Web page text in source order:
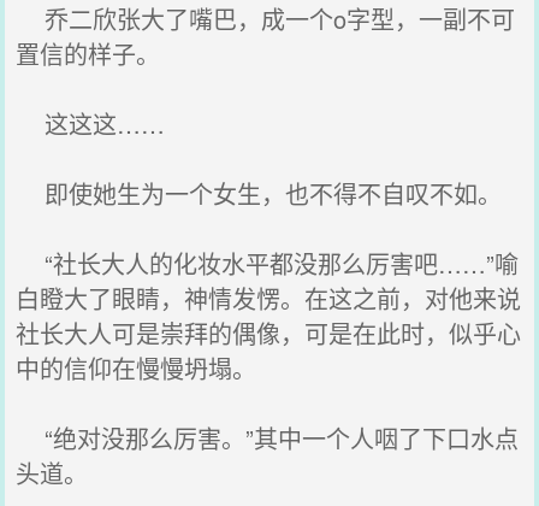
乔二欣张大了嘴巴，成一个o字型，一副不可
置信的样子。
这这这……
即使她生为一个女生，也不得不自叹不如。
“社长大人的化妆水平都没那么厉害吧……”喻
白瞪大了眼睛，神情发愣。在这之前，对他来说
社长大人可是崇拜的偶像，可是在此时，似乎心
中的信仰在慢慢坍塌。
“绝对没那么厉害。”其中一个人咽了下口水点
头道。